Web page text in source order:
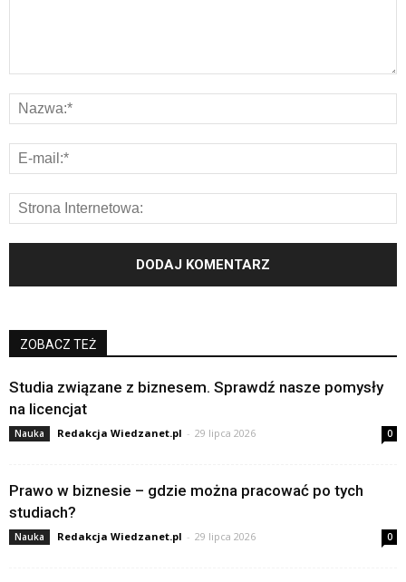
ZOBACZ TEŻ
Studia związane z biznesem. Sprawdź nasze pomysły
na licencjat
Nauka Redakcja Wiedzanet.pl - 29 lipca 2026 0
Prawo w biznesie – gdzie można pracować po tych
studiach?
Nauka Redakcja Wiedzanet.pl - 29 lipca 2026 0